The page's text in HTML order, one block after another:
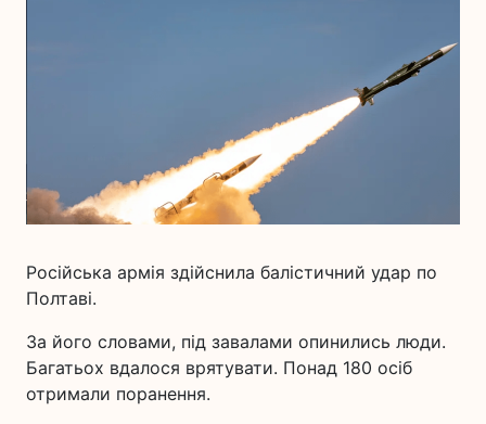
Російська армія здійснила балістичний удар по
Полтаві.
За його словами, під завалами опинились люди.
Багатьох вдалося врятувати. Понад 180 осіб
отримали поранення.